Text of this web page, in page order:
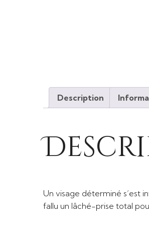
Description
Un visage déterminé s’est
fallu un lâché-prise total